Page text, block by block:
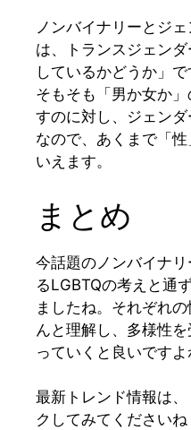
ノンバイナリーとジ
は、トランスジェン
しているかどうか」で
そもそも「男か女か
すのに対し、ジェン
なので、あくまで「
いえます。
まとめ
今話題のノンバイナ
るLGBTQの考えと通
ましたね。それぞれ
んと理解し、多様性
っていくと良いですよ
最新トレンド情報は、
クしてみてくださいね